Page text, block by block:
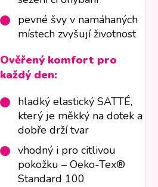
pevné švy v namáhaných
místech zvyšují životnost
Ověřený komfort pro
každý den:
hladký elastický SATTÉ,
který je měkký na dotek a
dobře drží tvar
vhodný i pro citlivou
pokožku – Oeko-Tex®
Standard 100